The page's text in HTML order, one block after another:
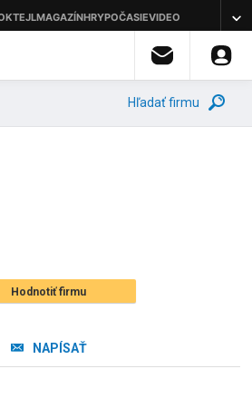
Hľadať firmu
Hodnotiť firmu
NAPÍSAŤ